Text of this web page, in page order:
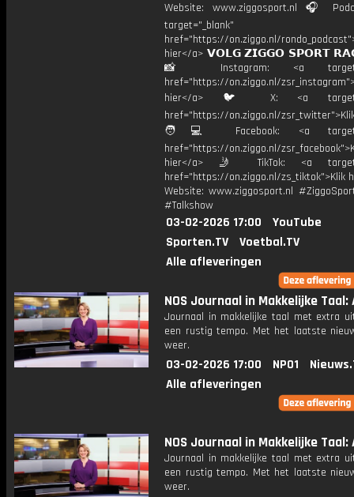
Website: www.ziggosport.nl 🎧
target="_blank"
href="https://on.ziggo.nl/
hier</a> 𝗩𝗢𝗟𝗚 𝗭𝗜𝗚𝗚𝗢 𝗦𝗣𝗢𝗥𝗧
📸 Instagram: <a
href="https://on.ziggo.nl/
hier</a> 🐦 X: <a
href="https://on.ziggo.nl/
🧑💻 Facebook: <a
href="https://on.ziggo.nl/
hier</a> 🤳 TikTok: <a
href="https://on.ziggo.nl/zs_tiktok">Klik
Website: www.ziggosport.nl
#Talkshow
03-02-2026 17:00
YouTube
Sporten.TV
Voetbal.TV
Alle afleveringen
NOS Journaal in Makkelijke
Journaal in makkelijke taal met extra
een rustig tempo. Met het laatste
weer.
03-02-2026 17:00 NPO1
Alle afleveringen
NOS Journaal in Makkelijke
Journaal in makkelijke taal met extra
een rustig tempo. Met het laatste
weer.